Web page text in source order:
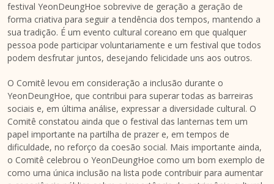
festival YeonDeungHoe sobrevive de geração a geração de
forma criativa para seguir a tendência dos tempos, mantendo a
sua tradição. É um evento cultural coreano em que qualquer
pessoa pode participar voluntariamente e um festival que todos
podem desfrutar juntos, desejando felicidade uns aos outros.
O Comitê levou em consideração a inclusão durante o
YeonDeungHoe, que contribui para superar todas as barreiras
sociais e, em última análise, expressar a diversidade cultural. O
Comitê constatou ainda que o festival das lanternas tem um
papel importante na partilha de prazer e, em tempos de
dificuldade, no reforço da coesão social. Mais importante ainda,
o Comitê celebrou o YeonDeungHoe como um bom exemplo de
como uma única inclusão na lista pode contribuir para aumentar